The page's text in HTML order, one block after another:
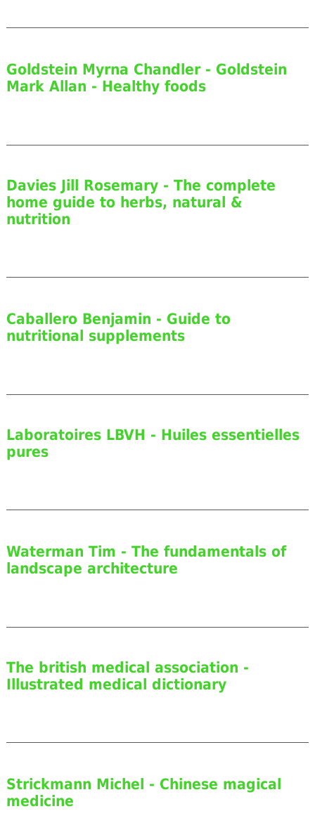
Goldstein Myrna Chandler - Goldstein
Mark Allan - Healthy foods
Davies Jill Rosemary - The complete
home guide to herbs, natural &
nutrition
Caballero Benjamin - Guide to
nutritional supplements
Laboratoires LBVH - Huiles essentielles
pures
Waterman Tim - The fundamentals of
landscape architecture
The british medical association -
Illustrated medical dictionary
Strickmann Michel - Chinese magical
medicine